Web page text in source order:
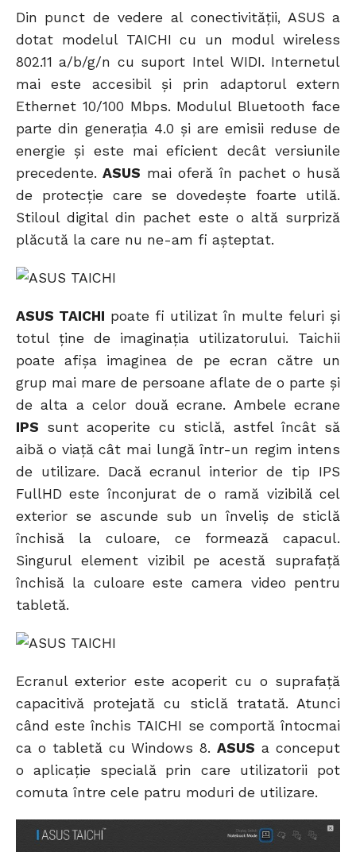
Din punct de vedere al conectivității, ASUS a
dotat modelul TAICHI cu un modul wireless
802.11 a/b/g/n cu suport Intel WIDI. Internetul
mai este accesibil și prin adaptorul extern
Ethernet 10/100 Mbps. Modulul Bluetooth face
parte din generația 4.0 și are emisii reduse de
energie și este mai eficient decât versiunile
precedente. ASUS mai oferă în pachet o husă
de protecție care se dovedește foarte utilă.
Stiloul digital din pachet este o altă surpriză
plăcută la care nu ne-am fi așteptat.
ASUS TAICHI poate fi utilizat în multe feluri și
totul ține de imaginația utilizatorului. Taichii
poate afișa imaginea de pe ecran către un
grup mai mare de persoane aflate de o parte și
de alta a celor două ecrane. Ambele ecrane
IPS sunt acoperite cu sticlă, astfel încât să
aibă o viață cât mai lungă într-un regim intens
de utilizare. Dacă ecranul interior de tip IPS
FullHD este înconjurat de o ramă vizibilă cel
exterior se ascunde sub un înveliș de sticlă
închisă la culoare, ce formează capacul.
Singurul element vizibil pe acestă suprafață
închisă la culoare este camera video pentru
tabletă.
Ecranul exterior este acoperit cu o suprafață
capacitivă protejată cu sticlă tratată. Atunci
când este închis TAICHI se comportă întocmai
ca o tabletă cu Windows 8.ASUS a conceput
o aplicație specială prin care utilizatorii pot
comuta între cele patru moduri de utilizare.